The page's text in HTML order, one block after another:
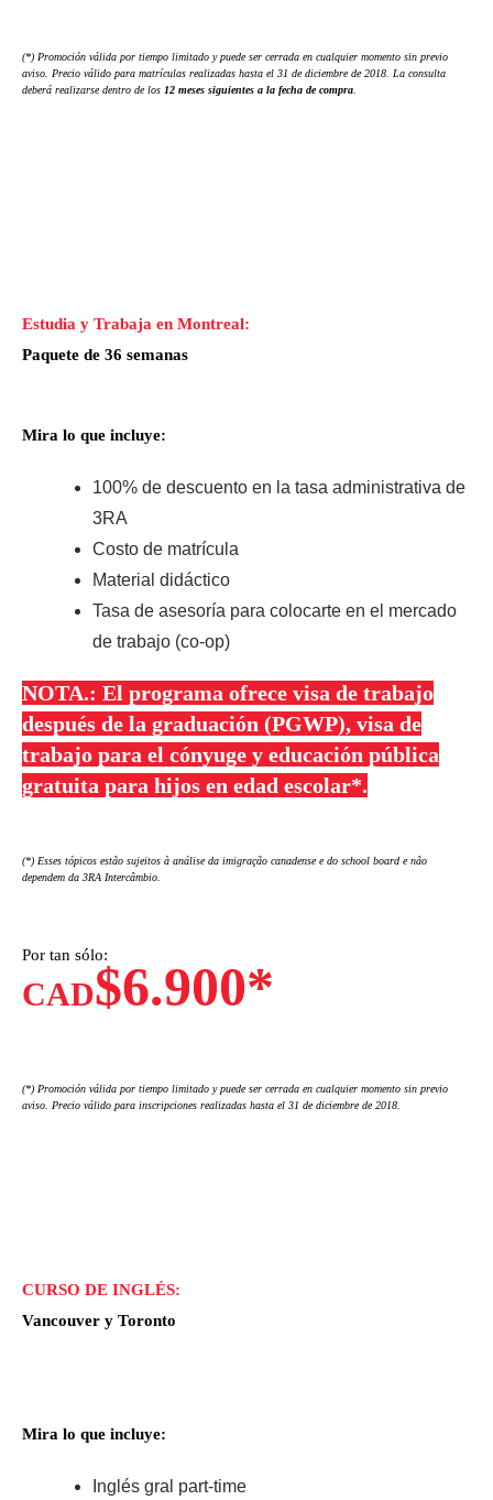
(*) Promoción válida por tiempo limitado y puede ser cerrada en cualquier momento sin previo
aviso. Precio válido para matrículas realizadas hasta el 31 de diciembre de 2018. La consulta
deberá realizarse dentro de los 12 meses siguientes a la fecha de compra
Estudia y Trabaja en Montreal:
Paquete de 36 semanas
Mira lo que incluye:
100% de descuento en la tasa administrativa de
3RA
Costo de matrícula
Material didáctico
Tasa de asesoría para colocarte en el mercado
de trabajo (co-op)
NOTA.: El programa ofrece visa de trabajo
después de la graduación (PGWP), visa de
trabajo para el cónyuge y educación pública
gratuita para hijos en edad escolar*.
(*) Esses tópicos estão sujeitos à análise da imigração canadense e do school board e não
dependem da 3RA Intercâmbio.
Por tan sólo:
CAD$6.900*
(*) Promoción válida por tiempo limitado y puede ser cerrada en cualquier momento sin previo
aviso. Precio válido para inscripciones realizadas hasta el 31 de diciembre de 2018.
CURSO DE INGLÉS:
Vancouver y Toronto
Mira lo que incluye:
Inglés gral part-time